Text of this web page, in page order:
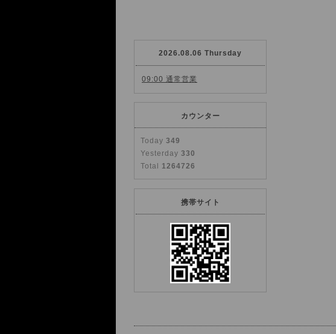
2026.08.06 Thursday
09:00 通常営業
カウンター
Today 349
Yesterday 330
Total 1264726
携帯サイト